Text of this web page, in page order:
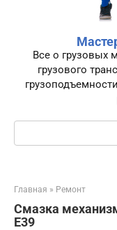
Все о грузовых
грузового
Поиск:
Главная » Ремонт
Смазка
E39